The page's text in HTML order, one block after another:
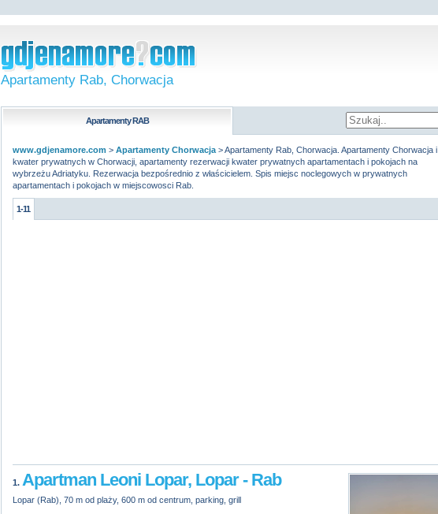
Apartamenty Rab, Chorwacja
ApartamentyRAB
www.gdjenamore.com > Apartamenty Chorwacja >Apartamenty Rab, Chorwacja. Apartamenty Chorwacja i
kwater prywatnych w Chorwacji, apartamenty rezerwacji kwater prywatnych apartamentach i pokojach na
wybrzeżu Adriatyku. Rezerwacja bezpośrednio z właścicielem. Spis miejsc noclegowych w prywatnych
apartamentach i pokojach w miejscowosci Rab.
1-11
1. Apartman Leoni Lopar, Lopar - Rab
Lopar (Rab), 70 m od plaży, 600 m od centrum, parking, grill